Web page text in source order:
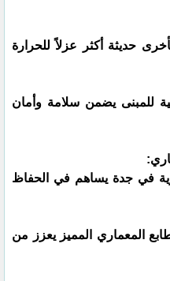
حديثة أكثر عزلاً للحرارة
للمبنى يضمن سلامة وأمان
في جدة يساهم في الحفاظ
المعماري المميز يعزز من